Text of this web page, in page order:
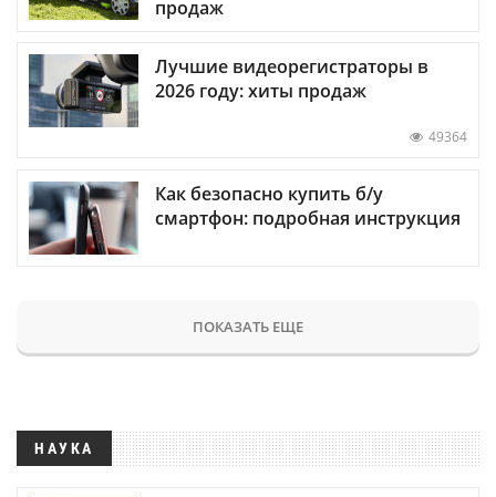
продаж
Лучшие видеорегистраторы в
2026 году: хиты продаж
49364
Как безопасно купить б/у
смартфон: подробная инструкция
ПОКАЗАТЬ ЕЩЕ
НАУКА